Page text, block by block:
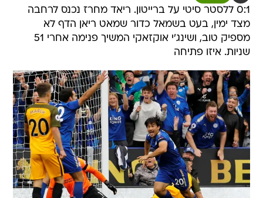
0:1 ללסטר סיטי על ברייטון. ריאד מחרז נכנס לרחבה
מצד ימין, בעט בשמאל כדור שמאט ריאן הדף לא
מספיק טוב, ושינג'י אוקזאקי המשיך פנימה אחרי 51
שניות. איזו פתיחה